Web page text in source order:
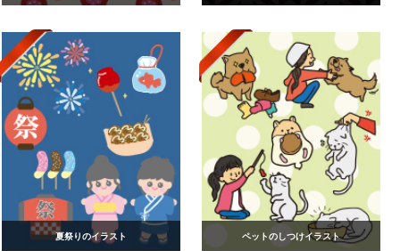
夏祭りのイラスト ペットのしつけイラスト